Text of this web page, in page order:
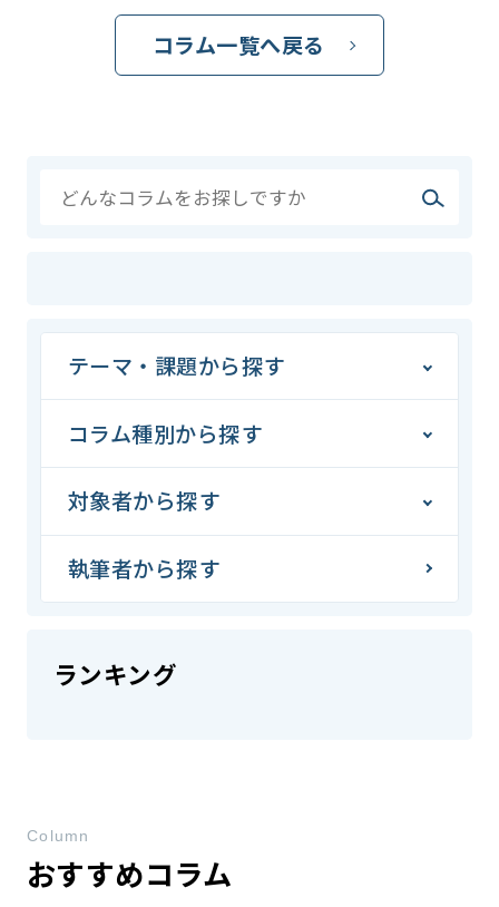
コラム一覧へ戻る
テーマ・課題から探す
コラム種別から探す
対象者から探す
執筆者から探す
ランキング
おすすめコラム
Column